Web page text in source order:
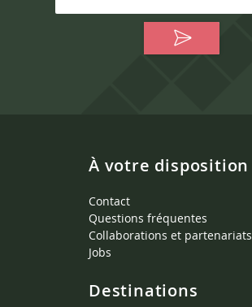
À votre disposition
Contact
Questions fréquentes
Collaborations et partenariats
Jobs
Destinations